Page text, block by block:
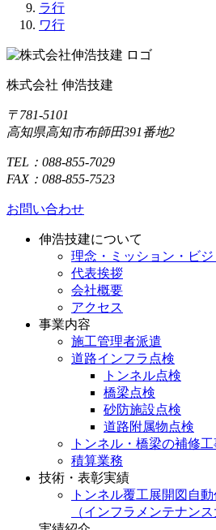
ラ行
ワ行
株式会社 伸浩技建
〒781-5101
高知県高知市布師田391番地2
TEL：088-855-7029
FAX：088-855-7523
お問い合わせ
伸浩技建について
理念・ミッション・ビジ
代表挨拶
会社概要
アクセス
事業内容
施工管理者派遣
道路インフラ点検
トンネル点検
橋梁点検
砂防施設点検
道路附属物点検
トンネル・橋梁の補修
積算業務
技術・表彰実績
トンネル覆工展開図自
（インフラメンテナン